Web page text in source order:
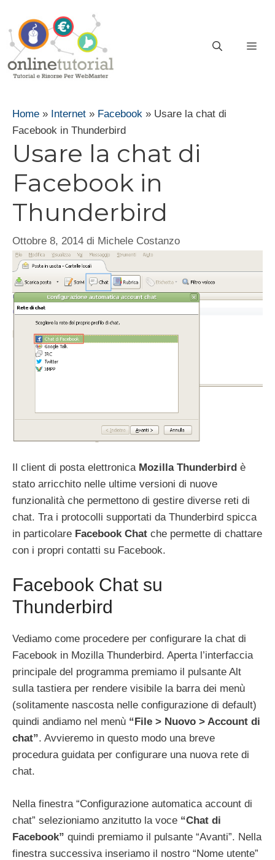
contenuto
Home » Internet » Facebook » Usare la chat di
Facebook in Thunderbird
Usare la chat di
Facebook in
Thunderbird
Ottobre 8, 2014 di Michele Costanzo
Il client di posta elettronica Mozilla Thunderbird è
stato arricchito nelle ultime versioni di nuove
funzionalità che permettono di gestire diverse reti di
chat. Tra i protocolli supportati da Thunderbird spicca
in particolare Facebook Chat che permette di chattare
con i propri contatti su Facebook.
Facebook Chat su
Thunderbird
Vediamo come procedere per configurare la chat di
Facebook in Mozilla Thunderbird. Aperta l’interfaccia
principale del programma premiamo il pulsante Alt
sulla tastiera per rendere visibile la barra dei menù
(solitamente nascosta nelle configurazione di default)
quindi andiamo nel menù “File > Nuovo > Account di
chat”. Avvieremo in questo modo una breve
procedura guidata per configurare una nuova rete di
chat.
Nella finestra “Configurazione automatica account di
chat” selezioniamo anzitutto la voce “Chat di
Facebook” quindi premiamo il pulsante “Avanti”. Nella
finestra successiva inseriamo il nostro “Nome utente”